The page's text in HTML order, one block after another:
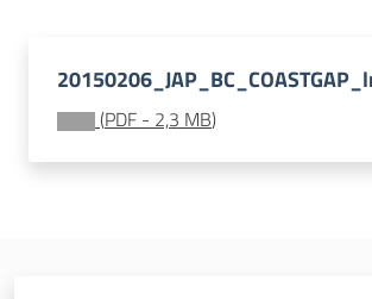
Comunicazione
(PDF - 2,3 MB)